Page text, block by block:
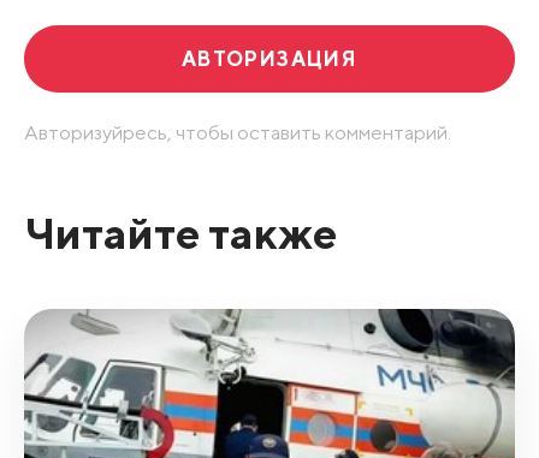
АВТОРИЗАЦИЯ
Авторизуйресь, чтобы оставить комментарий.
Читайте также